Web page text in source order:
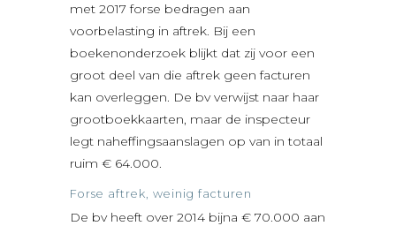
met 2017 forse bedragen aan
voorbelasting in aftrek. Bij een
boekenonderzoek blijkt dat zij voor een
groot deel van die aftrek geen facturen
kan overleggen. De bv verwijst naar haar
grootboekkaarten, maar de inspecteur
legt naheffingsaanslagen op van in totaal
ruim € 64.000.
Forse aftrek, weinig facturen
De bv heeft over 2014 bijna € 70.000 aan